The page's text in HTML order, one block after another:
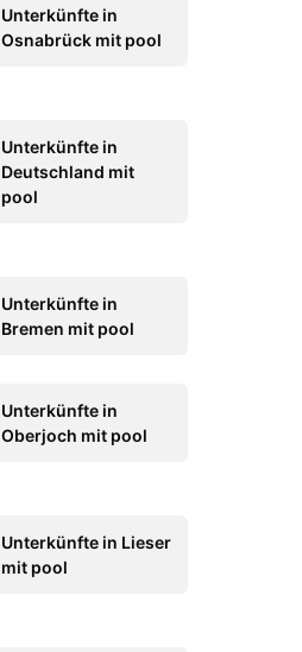
Unterkünfte in
Osnabrück mit pool
Unterkünfte in
Deutschland mit
pool
Unterkünfte in
Bremen mit pool
Unterkünfte in
Oberjoch mit pool
Unterkünfte in Lieser
mit pool